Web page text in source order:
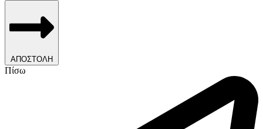
ΑΠΟΣΤΟΛΗ
Πίσω